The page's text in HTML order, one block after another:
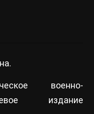
военно-
издание